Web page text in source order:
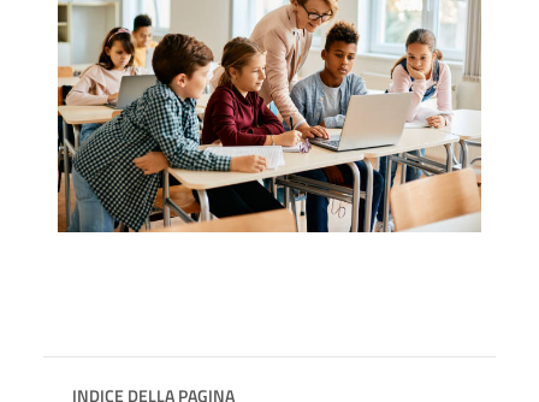
INDICE DELLA PAGINA